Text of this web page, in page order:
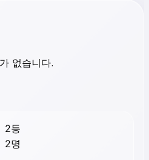
없습니다.
2등
2명